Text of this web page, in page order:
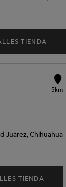
TIENDA
5km
Juárez, Chihuahua
TIENDA